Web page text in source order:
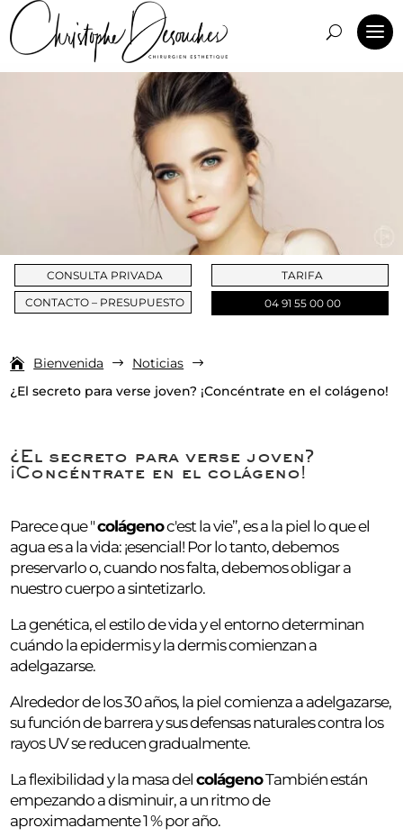
CONSULTA PRIVADA
CONTACTO – PRESUPUESTO
TARIFA
04 91 55 00 00
Bienvenida $ Noticias $
¿El secreto para verse joven? ¡Concéntrate en el colágeno!
¿El secreto para verse joven?
¡Concéntrate en el colágeno!
Parece que "colágenoc'est la vie”, es a la piel lo que el
agua es a la vida: ¡esencial! Por lo tanto, debemos
preservarlo o, cuando nos falta, debemos obligar a
nuestro cuerpo a sintetizarlo.
La genética, el estilo de vida y el entorno determinan
cuándo la epidermis y la dermis comienzan a
adelgazarse.
Alrededor de los 30 años, la piel comienza a adelgazarse,
su función de barrera y sus defensas naturales contra los
rayos UV se reducen gradualmente.
La flexibilidad y la masa delcolágenoTambién están
empezando a disminuir, a un ritmo de
aproximadamente 1 % por año.